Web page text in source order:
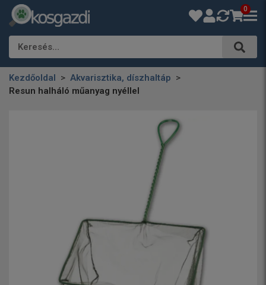
0
Keresés…
Kezdőoldal
Akvarisztika, díszhaltáp
Resun halháló műanyag nyéllel